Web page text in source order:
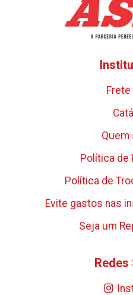
Quem
Política de
Política de
Evite gastos nas
Seja um
Redes